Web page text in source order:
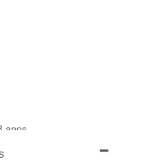
anos